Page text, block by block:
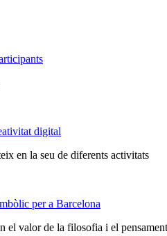
digital
en la seu de diferents activitats
per a Barcelona
valor de la filosofia i el